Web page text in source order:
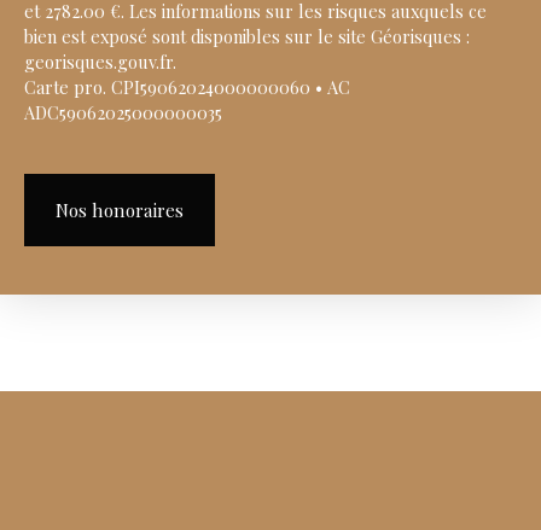
et 2782.00 €. Les informations sur les risques auxquels ce
bien est exposé sont disponibles sur le site Géorisques :
georisques.gouv.fr.
Carte pro. CPI59062024000000060 • AC
ADC59062025000000035
Nos honoraires